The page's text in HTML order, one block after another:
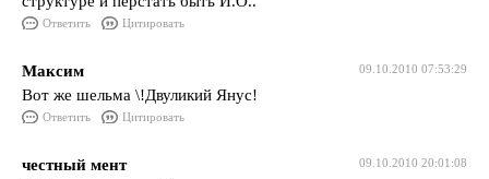
Ответить Цитировать
09.10.2010 07:53:29
Максим
Вот же шельма \!Двуликий Янус!
Ответить Цитировать
09.10.2010 20:01:08
честный мент